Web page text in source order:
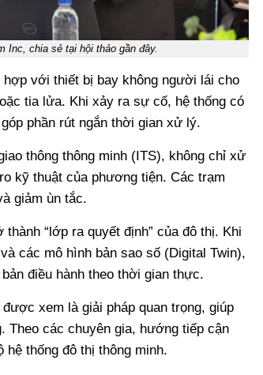
Inc, chia sẻ tại hội thảo gần đây.
với thiết bị bay không người lái cho
tia lửa. Khi xảy ra sự cố, hệ thống có
phần rút ngắn thời gian xử lý.
thông thông minh (ITS), không chỉ xử
kỹ thuật của phương tiện. Các trạm
giảm ùn tắc.
“lớp ra quyết định” của đô thị. Khi
các mô hình bản sao số (Digital Twin),
điều hành theo thời gian thực.
xem là giải pháp quan trọng, giúp
Theo các chuyên gia, hướng tiếp cận
hệ thống đô thị thông minh.